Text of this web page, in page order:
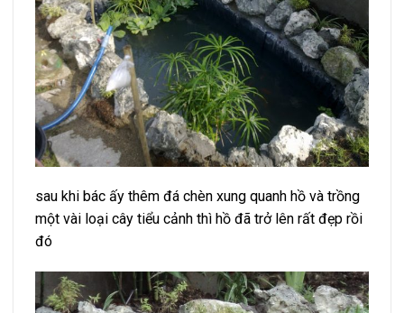
sau khi bác ấy thêm đá chèn xung quanh hồ và trồng
một vài loại cây tiểu cảnh thì hồ đã trở lên rất đẹp rồi
đó